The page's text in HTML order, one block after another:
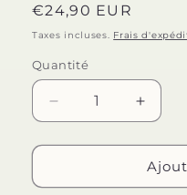
Prix
habituel
€24,90 EUR
Taxes incluses. Frais
Quantité
Quantité
Réduire
la
quantité
FUN
la
de
FUN